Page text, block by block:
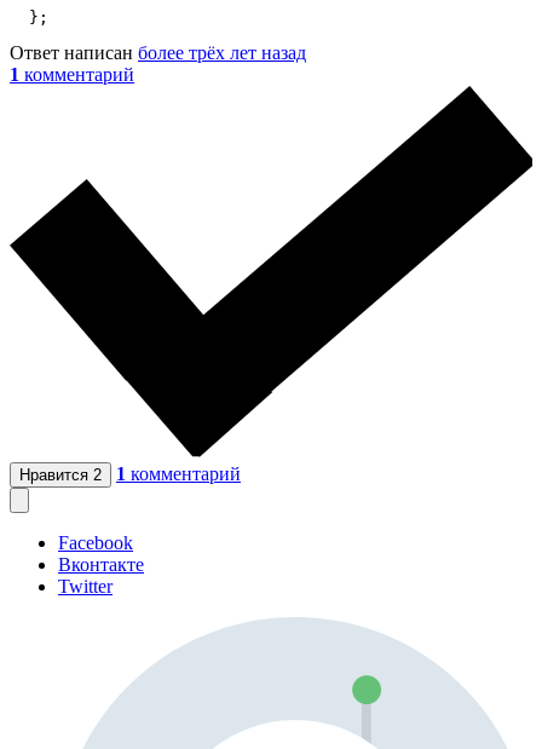
  };
Ответ написан более трёх лет назад
1 комментарий
Нравится 2 1 комментарий
Facebook
Вконтакте
Twitter